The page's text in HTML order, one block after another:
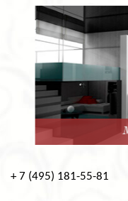
+ 7 (495) 181-55-81